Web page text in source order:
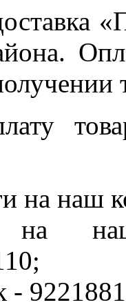
на наш
на
-